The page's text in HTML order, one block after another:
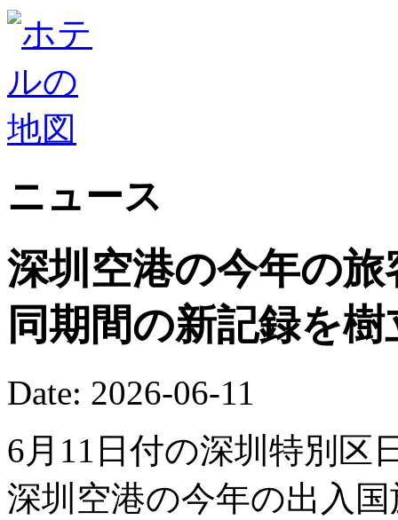
ニュース
深圳空港の今年の
同期間の新記録を
Date: 2026-06-11
6月11日付の深圳特別区
深圳空港の今年の出入